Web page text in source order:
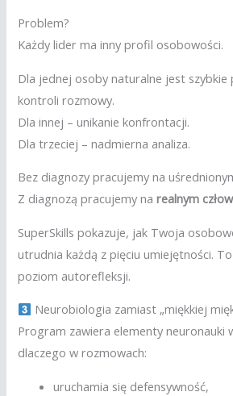
Problem?
Każdy lider ma inny profil osobowości.
Dla jednej osoby naturalne jest szybkie
kontroli rozmowy.
Dla innej – unikanie konfrontacji.
Dla trzeciej – nadmierna analiza.
Bez diagnozy pracujemy na
Z diagnozą pracujemy narealnym
SuperSkills pokazuje, jak Twoja
utrudnia każdą z pięciu umiejętności. To
poziom autorefleksji.
Neurobiologia zamiast „miękkiej
Program zawiera elementy neuronauki
dlaczego w rozmowach:
uruchamia się defensywność,